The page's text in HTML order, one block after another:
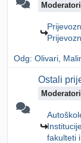
Odg: Olivari,
Ostali
fakulteti